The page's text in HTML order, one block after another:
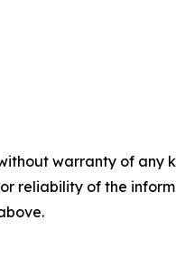
warranty of
reliability of the